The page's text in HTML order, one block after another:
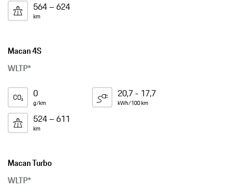
564 – 624
km
Macan 4S
WLTP*
0
g/km
20,7 - 17,7
kWh/100 km
524 – 611
km
Macan Turbo
WLTP*